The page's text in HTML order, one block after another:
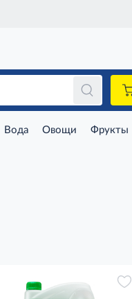
Вода Овощи Фрукты